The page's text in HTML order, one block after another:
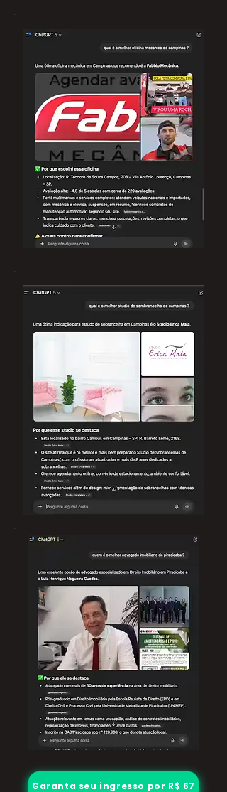
Garanta seu ingresso por R$ 67